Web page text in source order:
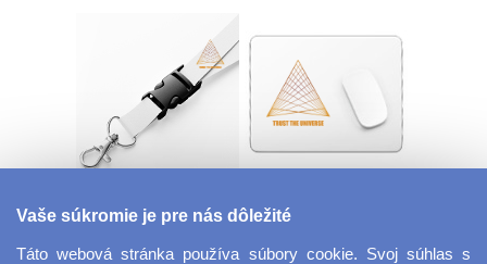
prackou
podložka pod myš
Vaše súkromie je pre nás dôležité
Táto webová stránka používa súbory cookie. Svoj súhlas s